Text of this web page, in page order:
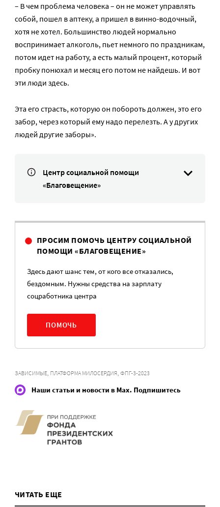
– В чем проблема человека – он не может управлять
собой, пошел в аптеку, а пришел в винно-водочный,
хотя не хотел. Большинство людей нормально
воспринимает алкоголь, пьет немного по праздникам,
потом идет на работу, а есть малый процент, который
пробку понюхал и месяц его потом не найдешь. И вот
эти люди здесь.
Эта его страсть, которую он побороть должен, это его
забор, через который ему надо перелезть. А у других
людей другие заборы».
Центр социальной помощи
«Благовещение»
ПРОСИМ ПОМОЧЬ ЦЕНТРУ СОЦИАЛЬНОЙ
ПОМОЩИ «БЛАГОВЕЩЕНИЕ»
Здесь дают шанс тем, от кого все отказались,
бездомным. Нужны средства на зарплату
соцработника центра
ПОМОЧЬ
ЗАВИСИМЫЕ, ПЛАТФОРМА МИЛОСЕРДИЯ, ФПГ-3-2023
Наши статьи и новости в Max. Подпишитесь
ЧИТАТЬ ЕЩЕ